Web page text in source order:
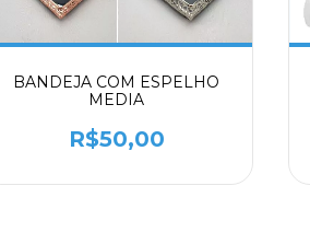
BANDEJA COM ESPELHO
MEDIA
R$50,00